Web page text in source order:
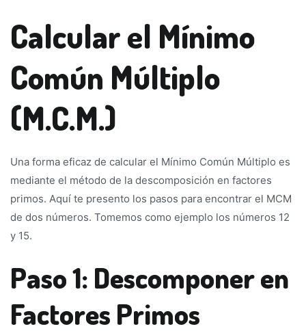
Calcular el Mínimo
Común Múltiplo
(M.C.M.)
Una forma eficaz de calcular el Mínimo Común Múltiplo es
mediante el método de la descomposición en factores
primos. Aquí te presento los pasos para encontrar el MCM
de dos números. Tomemos como ejemplo los números 12
y 15.
Paso 1: Descomponer en
Factores Primos